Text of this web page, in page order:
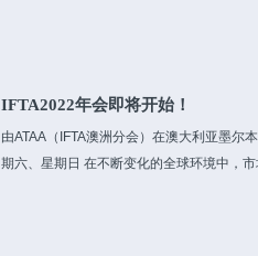
IFTA2022年会即将开始！
由ATAA（IFTA澳洲分会）在澳大利亚墨尔
期六、星期日 在不断变化的全球环境中，